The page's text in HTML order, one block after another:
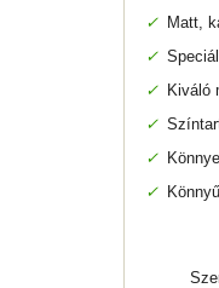
✓ Matt,
✓
✓ Kiváló
✓
✓
✓